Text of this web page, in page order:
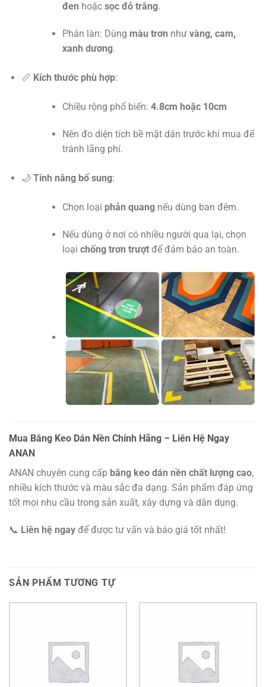
đen hoặc sọc đỏ trắng.
Phân làn: Dùng màu trơn như vàng, cam,
xanh dương.
📏 Kích thước phù hợp:
Chiều rộng phổ biến: 4.8cm hoặc 10cm
Nên đo diện tích bề mặt dán trước khi mua để
tránh lãng phí.
🌙 Tính năng bổ sung:
Chọn loại phản quangnếu dùng ban đêm.
Nếu dùng ở nơi có nhiều người qua lại, chọn
loại chống trơn trượtđể đảm bảo an toàn.
Mua Băng Keo Dán Nền Chính Hãng – Liên Hệ Ngay
ANAN
ANAN chuyên cung cấp băng keo dán nền chất lượng cao,
nhiều kích thước và màu sắc đa dạng. Sản phẩm đáp ứng
tốt mọi nhu cầu trong sản xuất, xây dựng và dân dụng.
📞 Liên hệ ngay để được tư vấn và báo giá tốt nhất!
SẢN PHẨM TƯƠNG TỰ